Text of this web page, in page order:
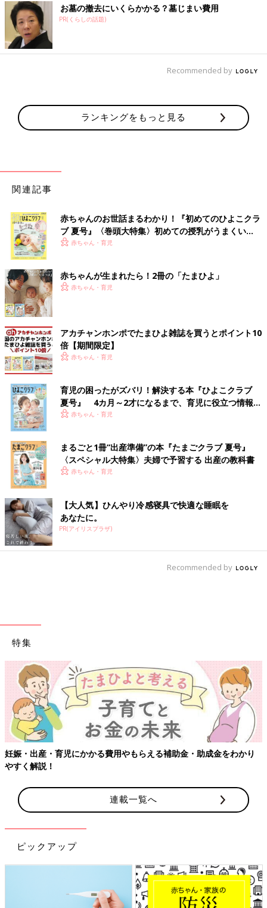
お墓の撤去にいくらかかる？墓じまい費用
PR(くらしの話題)
Recommended by
ランキングをもっと見る
関連記事
赤ちゃんのお世話まるわかり！『初めてのひよこクラ
ブ 夏号』〈巻頭大特集〉初めての授乳がうまくい
く！ おっぱい・ミルクの基本と夏のトラブル 解決テ
赤ちゃん・育児
赤ちゃんが生まれたら！2冊の「たまひよ」
赤ちゃん・育児
アカチャンホンポでたまひよ雑誌を買うとポイント10
倍【期間限定】
赤ちゃん・育児
育児の困ったがズバリ！解決する本『ひよこクラブ
夏号』 4カ月～2才になるまで、育児に役立つ情報が
いっぱい！
赤ちゃん・育児
まるごと1冊“出産準備”の本『たまごクラブ 夏号』
〈スペシャル大特集〉夫婦で予習する 出産の教科書
赤ちゃん・育児
【大人気】ひんやり冷感寝具で快適な睡眠を
あなたに。
PR(アイリスプラザ)
Recommended by
特集
・出産・育児にかかる費用やもらえる補助金・助成金をわかり
く解説！
連載一覧へ
ピックアップ